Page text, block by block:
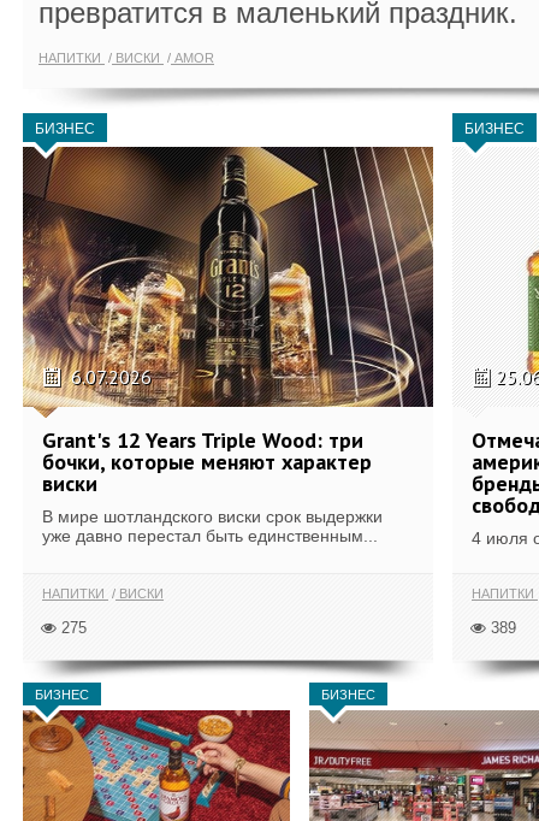
превратится в маленький праздник.
НАПИТКИ ВИСКИ AMOR
БИЗНЕС
6.07.2026
Grant's 12 Years Triple Wood: три
бочки, которые меняют характер
виски
В мире шотландского виски срок выдержки
уже давно перестал быть единственным...
НАПИТКИ ВИСКИ
275
БИЗНЕС
4 июля
НАПИТКИ
389
БИЗНЕС БИЗНЕС